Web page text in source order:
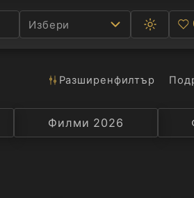
Избери
между
светла
Разширенфилтър
Селекция
Филми 2026